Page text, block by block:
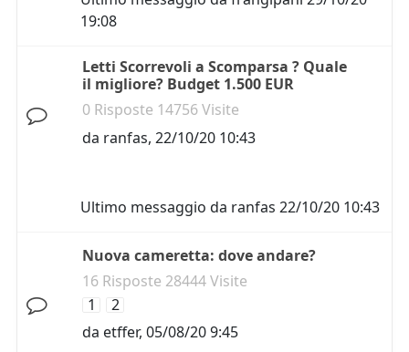
19:08
Letti Scorrevoli a Scomparsa ? Quale
il migliore? Budget 1.500 EUR
0 Risposte 14756 Visite
da ranfas, 22/10/20 10:43
Ultimo messaggio da ranfas 22/10/20 10:43
Nuova cameretta: dove andare?
16 Risposte 28444 Visite
1
2
da etffer, 05/08/20 9:45